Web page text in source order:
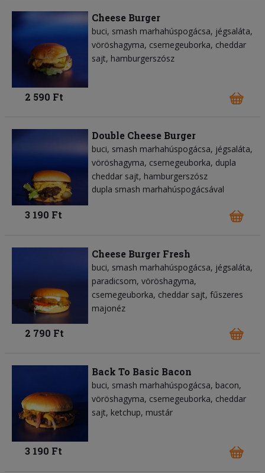
Cheese Burger
buci smash marhahúspogácsa jégsaláta
vöröshagyma csemegeuborka cheddar
sajt hamburgerszósz
2 590 Ft
Double Cheese Burger
buci smash marhahúspogácsa jégsaláta
vöröshagyma csemegeuborka dupla
cheddar sajt hamburgerszósz
dupla smash marhahúspogácsával
3 190 Ft
Cheese Burger Fresh
buci smash marhahúspogácsa jégsaláta
paradicsom vöröshagyma
csemegeuborka cheddar sajt fűszeres
majonéz
2 790 Ft
Back To Basic Bacon
buci smash marhahúspogácsa bacon
vöröshagyma csemegeuborka cheddar
sajt ketchup mustár
3 190 Ft